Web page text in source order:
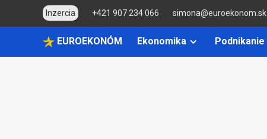
Inzercia +421 907 234 066 simona@euroekonom.sk
EUROEKONÓM Ekonomika Podnikanie